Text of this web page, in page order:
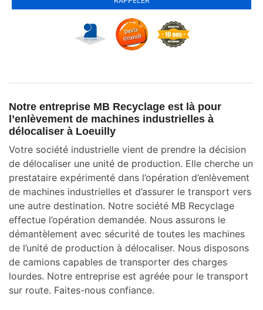
Notre entreprise MB Recyclage est là pour
l’enlèvement de machines industrielles à
délocaliser à Loeuilly
Votre société industrielle vient de prendre la décision
de délocaliser une unité de production. Elle cherche un
prestataire expérimenté dans l’opération d’enlèvement
de machines industrielles et d’assurer le transport vers
une autre destination. Notre société MB Recyclage
effectue l’opération demandée. Nous assurons le
démantèlement avec sécurité de toutes les machines
de l’unité de production à délocaliser. Nous disposons
de camions capables de transporter des charges
lourdes. Notre entreprise est agréée pour le transport
sur route. Faites-nous confiance.